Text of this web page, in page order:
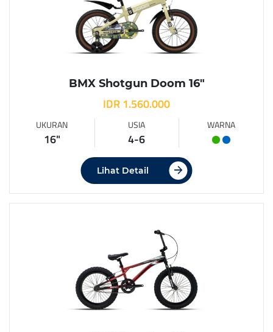
BMX Shotgun Doom 16″
IDR 1.560.000
UKURAN
16"
USIA
4-6
WARNA
Lihat Detail